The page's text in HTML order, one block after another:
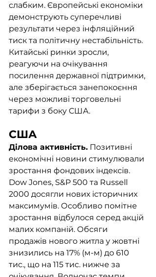
слабким. Європейські економіки
демонструють суперечливі
результати через інфляційний
тиск та політичну нестабільність.
Китайські ринки зросли,
реагуючи на очікування
посилення державної підтримки,
але зберігається занепокоєння
через можливі торговельні
тарифи з боку США.
США
Ділова активність. Позитивні
економічні новини стимулювали
зростання фондових індексів.
Dow Jones, S&P 500 та Russell
2000 досягли нових історичних
максимумів. Особливо помітне
зростання відбулося серед акцій
малих компаній. Обсяги
продажів нового житла у жовтні
знизились на 17% (м-м) до 610
тис., що на 115 тис. нижче за